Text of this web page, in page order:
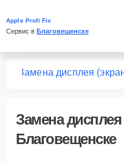
Apple Profi Fix
Сервис в Благовещенске
Замена дисплея
Замена дисплея
Благовещенске